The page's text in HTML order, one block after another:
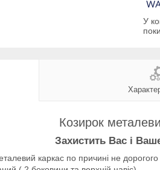
У
Козирок
Захистить Вас і
каркас по причині не